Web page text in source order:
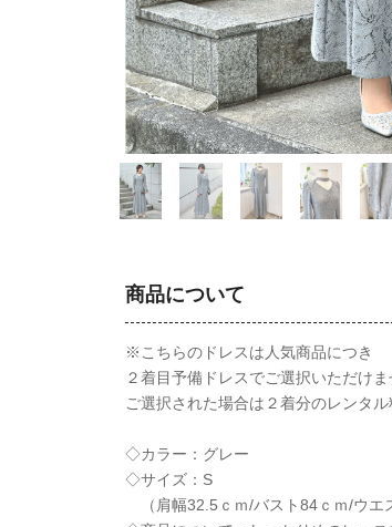
商品について
※こちらのドレスは人気商品につき
２着目予備ドレスでご選択いただけま
ご選択された場合は２着分のレンタ
◇カラー：グレー
◇サイズ：S
（肩幅32.5ｃｍ/バスト84ｃｍ/ウエ